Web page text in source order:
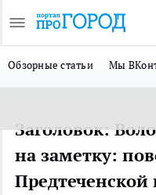
Обзорные статьи Мы
Заголовок:
на заметку:
Предтеченской